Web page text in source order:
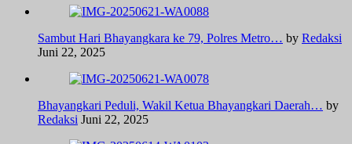
Sambut Hari Bhayangkara ke 79, Polres Metro… by Redaksi
Juni 22, 2025
Bhayangkari Peduli, Wakil Ketua Bhayangkari Daerah… by
Redaksi Juni 22, 2025